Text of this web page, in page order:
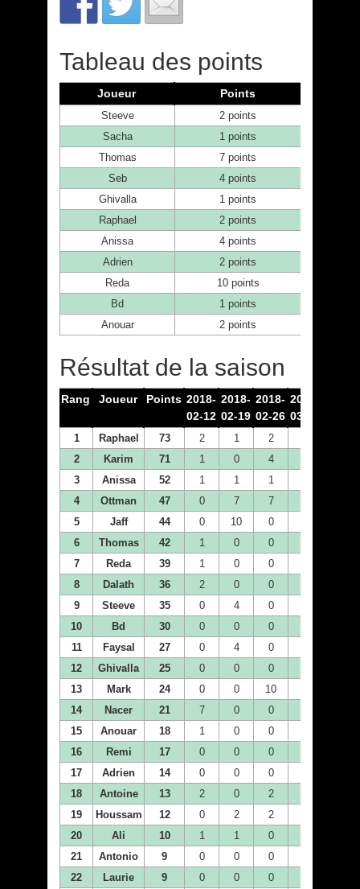
Tableau des points
Joueur Points
Steeve
2 points
Sacha
1 points
Thomas
7 points
Seb
4 points
Ghivalla
1 points
Raphael
2 points
Anissa
4 points
Adrien
2 points
Reda
10 points
Bd
1 points
Anouar
2 points
Résultat de la saison
Rang Joueur Points 2018-
02-12
2018-
02-19
2018-
02-26
2018-
03-05
1 Raphael 73 2 1 2
2
Karim 71 1 0 4
3
Anissa 52 1 1 1
4
Ottman 47 0 7 7
5
Jaff 44 0 10 0
6
Thomas 42 1 0 0
7
Reda 39 1 0 0
8
Dalath 36 2 0 0
9
Steeve 35 0 4 0
10
Bd 30 0 0 0
11
Faysal 27 0 4 0
12
Ghivalla 25 0 0 0
13
Mark 24 0 0 10
14
Nacer 21 7 0 0
15
Anouar 18 1 0 0
16
Remi 17 0 0 0
17
Adrien 14 0 0 0
18
Antoine 13 2 0 2
19
Houssam 12 0 2 2
20
Ali 10 1 1 0
21
Antonio 9 0 0 0
22
Laurie 9 0 0 0